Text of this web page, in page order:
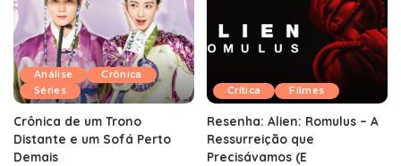
Análise
Crônica
Séries
Crônica de um Trono
Distante e um Sofá Perto
Demais
Crítica Filmes
Resenha: Alien: Romulus – A
Ressurreição que
Precisávamos (E